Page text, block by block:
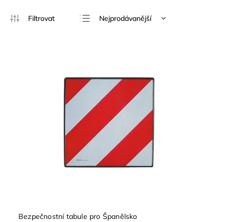
Nejprodávanější
Bezpečnostní tabule pro Španělsko